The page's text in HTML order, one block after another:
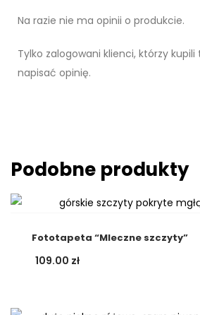
Na razie nie ma opinii o produkcie.
Tylko zalogowani klienci, którzy
napisać opinię.
Podobne produkty
Fototapeta “Mleczne szczyty”
109.00 zł